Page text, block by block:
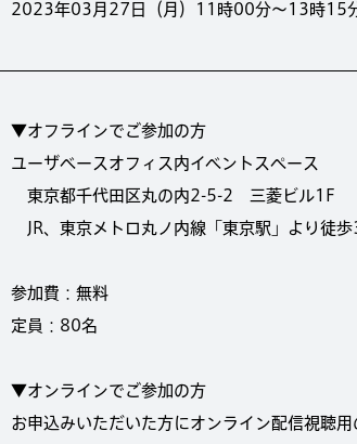
2023年03月27日（月）11時00分～13時15
▼オフラインでご参加の方
ユーザベースオフィス内イベントスペース
東京都千代田区丸の内2-5-2 三菱ビル1F
JR、東京メトロ丸ノ内線「東京駅」より徒歩
参加費：無料
定員：80名
▼オンラインでご参加の方
お申込みいただいた方にオンライン配信視聴用